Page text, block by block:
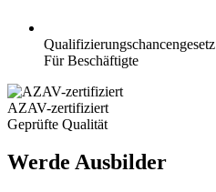
Qualifizierungschancengesetz
Für Beschäftigte
AZAV-zertifiziert
Geprüfte Qualität
Werde Ausbilder